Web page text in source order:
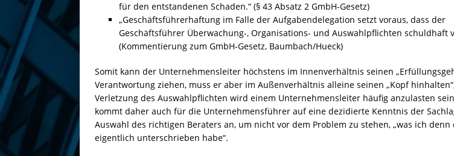
für den entstandenen Schaden.“ (§ 43 Absatz 2 GmbH-Gesetz)
„Geschäftsführerhaftung im Falle der Aufgabendelegation setzt voraus, dass der
Geschäftsführer Überwachung-, Organisations- und Auswahlpflichten schuldhaft
(Kommentierung zum GmbH-Gesetz, Baumbach/Hueck)
Somit kann der Unternehmensleiter höchstens im Innenverhältnis seinen
Verantwortung ziehen, muss er aber im Außenverhältnis alleine seinen „Kopf
Verletzung des Auswahlpflichten wird einem Unternehmensleiter häufig anzulasten
kommt daher auch für die Unternehmensführer auf eine dezidierte Kenntnis der
Auswahl des richtigen Beraters an, um nicht vor dem Problem zu stehen, „was ich denn
eigentlich unterschrieben habe“.